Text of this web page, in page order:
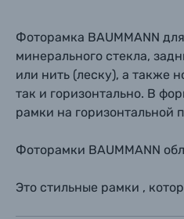
Осветительное
Фоторамки
Фотоальбомы
Фоторамка BAUMMANN
минерального стекла,
или нить (леску), а также
так и горизонтально. В
рамки на горизонтальной
Фоторамки BAUMMANN
Это стильные рамки ,